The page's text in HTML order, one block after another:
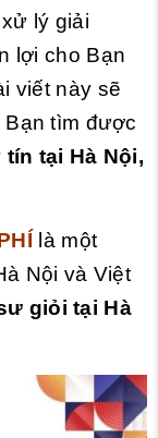
lý giải
lợi cho Bạn
viết này sẽ
tìm được
tại Hà Nội,
là một
Nội và Việt
giỏi tại Hà